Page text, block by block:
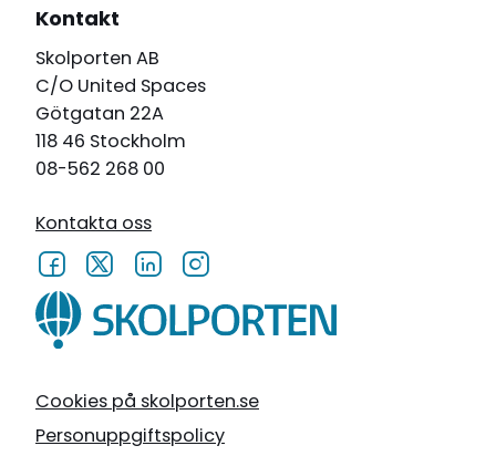
Cookies på skolporten.se
Personuppgiftspolicy
Kontakt
Skolporten AB
C/O United Spaces
Götgatan 22A
118 46 Stockholm
08-562 268 00
Kontakta oss